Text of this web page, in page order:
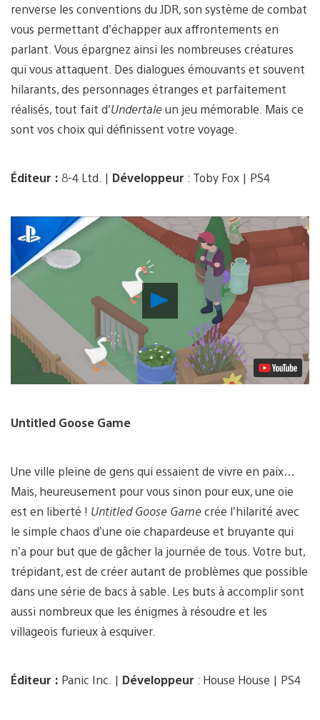
renverse les conventions du JDR, son système de combat
vous permettant d’échapper aux affrontements en
parlant. Vous épargnez ainsi les nombreuses créatures
qui vous attaquent. Des dialogues émouvants et souvent
hilarants, des personnages étranges et parfaitement
réalisés, tout fait d’Undertaleun jeu mémorable. Mais ce
sont vos choix qui définissent votre voyage.
Éditeur : 8-4 Ltd. | Développeur : Toby Fox | PS4
Lancer
vidéo
Untitled Goose Game
Une ville pleine de gens qui essaient de vivre en paix…
Mais, heureusement pour vous sinon pour eux, une oie
est en liberté ! Untitled Goose Gamecrée l’hilarité avec
le simple chaos d’une oie chapardeuse et bruyante qui
n’a pour but que de gâcher la journée de tous. Votre but,
trépidant, est de créer autant de problèmes que possible
dans une série de bacs à sable. Les buts à accomplir sont
aussi nombreux que les énigmes à résoudre et les
villageois furieux à esquiver.
Éditeur : Panic Inc. | Développeur : House House | PS4